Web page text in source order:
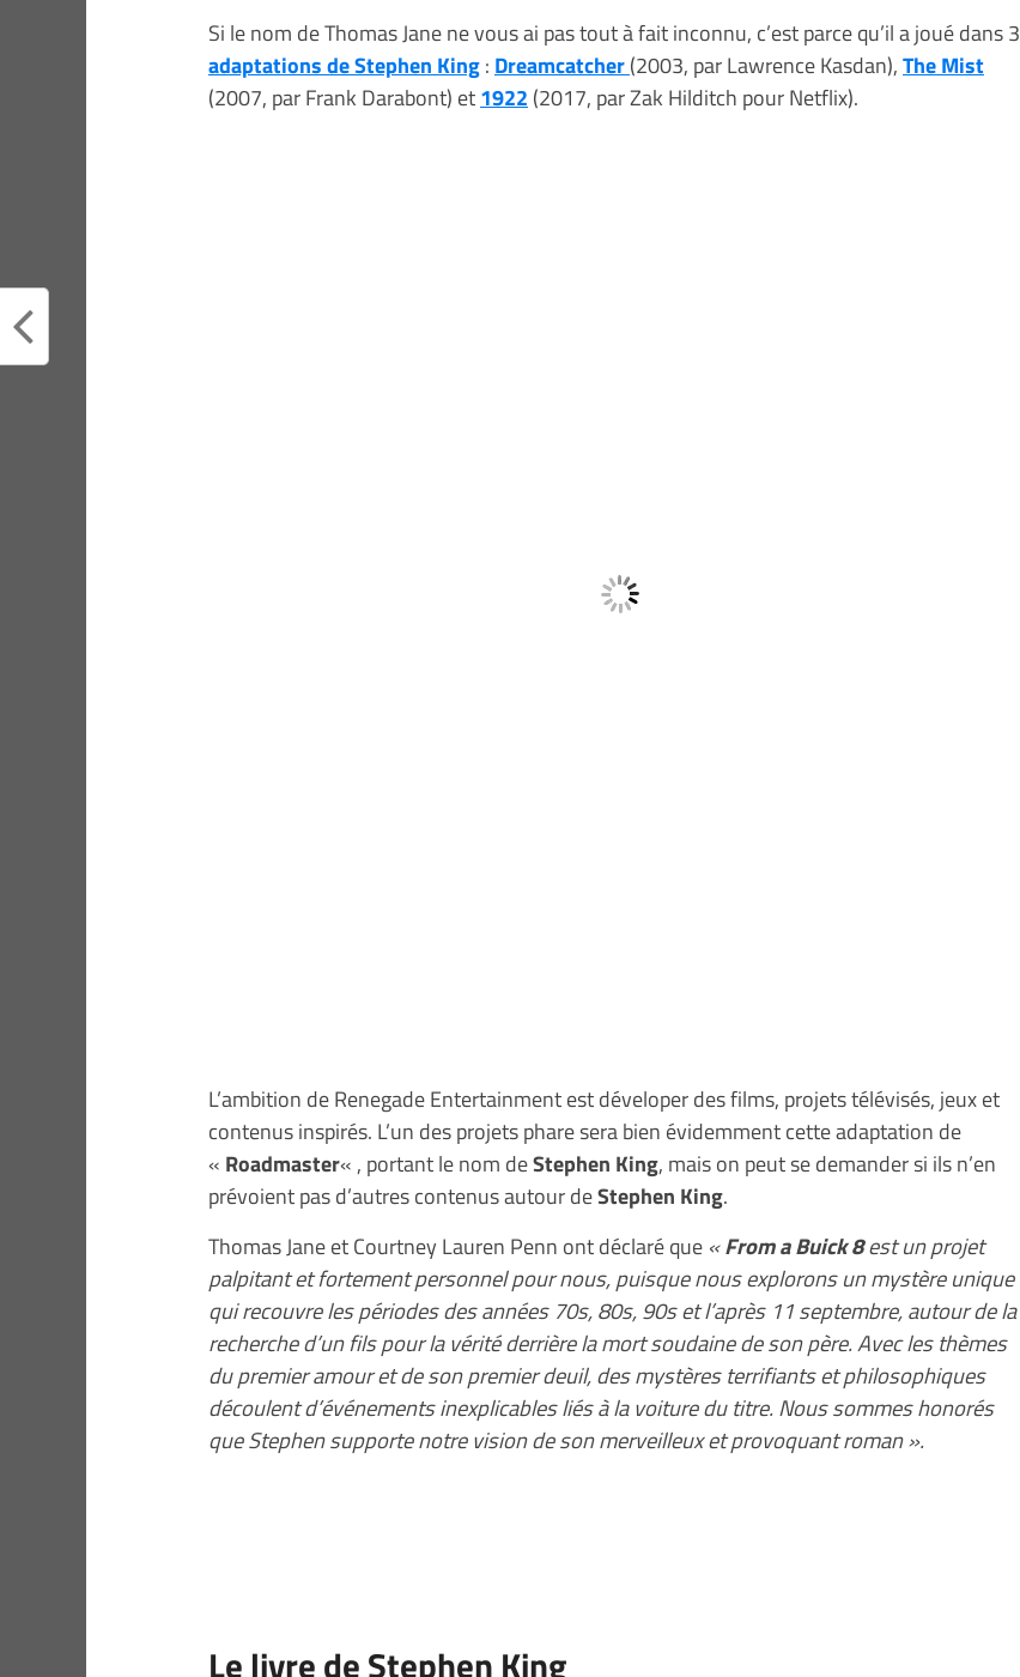
Si le nom de Thomas Jane ne vous ai pas tout à fait inconnu, c’est parce qu’il a joué dans 3
adaptations de Stephen King: Dreamcatcher(2003, par Lawrence Kasdan),The Mist
(2007, par Frank Darabont) et1922 (2017, par Zak Hilditch pour Netflix).
L’ambition de Renegade Entertainment est déveloper des films, projets télévisés, jeux et
contenus inspirés. L’un des projets phare sera bien évidemment cette adaptation de
« Roadmaster« , portant le nom deStephen King, mais on peut se demander si ils n’en
prévoient pas d’autres contenus autour deStephen King.
Thomas Jane et Courtney Lauren Penn ont déclaré que «From a Buick 8est un projet
palpitant et fortement personnel pour nous, puisque nous explorons un mystère unique
qui recouvre les périodes des années 70s, 80s, 90s et l’après 11 septembre, autour de la
recherche d’un fils pour la vérité derrière la mort soudaine de son père. Avec les thèmes
du premier amour et de son premier deuil, des mystères terrifiants et philosophiques
découlent d’événements inexplicables liés à la voiture du titre. Nous sommes honorés
que Stephen supporte notre vision de son merveilleux et provoquant roman ».
Le livre de Stephen King